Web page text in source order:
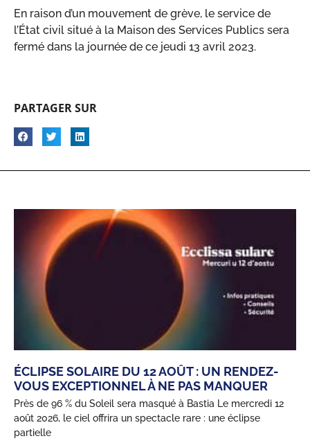
En raison d’un mouvement de grève, le service de
l’État civil situé à la Maison des Services Publics sera
fermé dans la journée de ce jeudi 13 avril 2023.
PARTAGER SUR
ÉCLIPSE SOLAIRE DU 12 AOÛT : UN RENDEZ-
VOUS EXCEPTIONNEL À NE PAS MANQUER
Près de 96 % du Soleil sera masqué à Bastia Le mercredi 12
août 2026, le ciel offrira un spectacle rare : une éclipse
partielle